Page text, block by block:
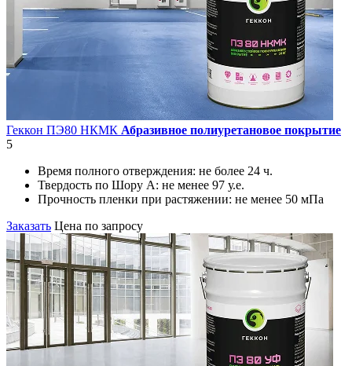
Геккон ПЭ80 НКМК Абразивное полиуретановое покрытие
5
Время полного отверждения: не более 24 ч.
Твердость по Шору А: не менее 97 у.е.
Прочность пленки при растяжении: не менее 50 мПа
Заказать Цена по запросу